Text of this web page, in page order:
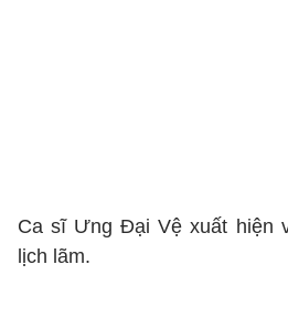
Ca sĩ Ưng Đại Vệ xuất hiện
lịch lãm.